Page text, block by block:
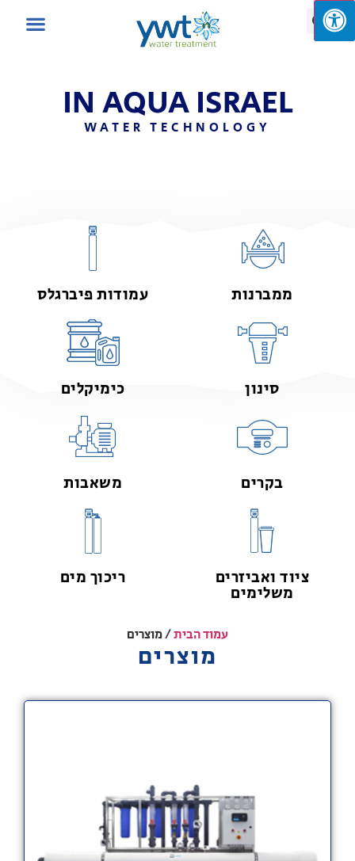
IN AQUA ISRAEL
WATER TECHNOLOGY
ממברנות עמודות פיברגלס
סינון כימיקלים
בקרים משאבות
ציוד ואביזרים
משלימים
ריכוך מים
עמוד הבית/ מוצרים
מוצרים